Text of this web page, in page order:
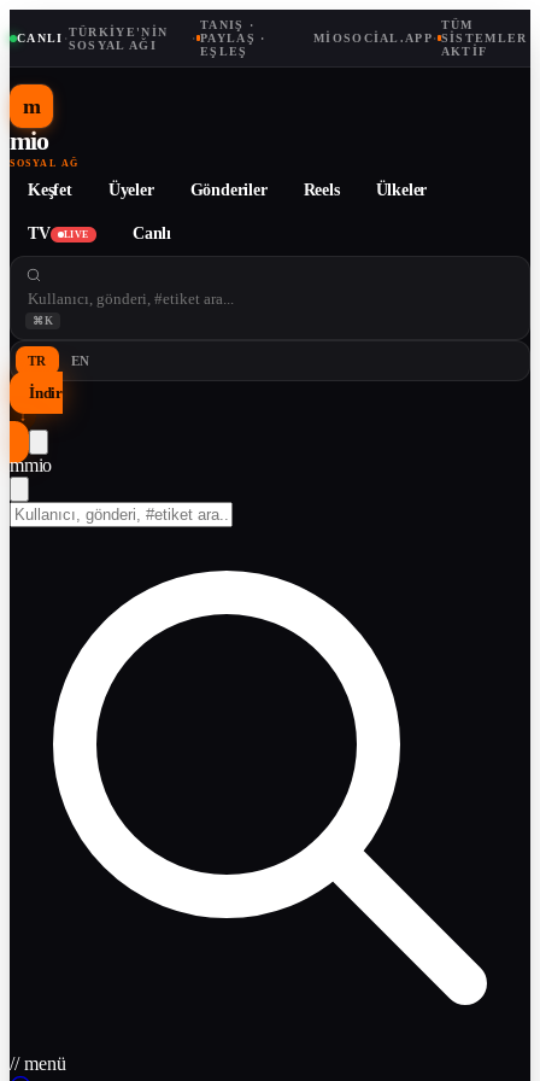
CANLI ·TÜRKIYE'NIN
SOSYAL AĞI
·
TANIŞ ·
PAYLAŞ ·
EŞLEŞ
MIOSOCIAL.APP·
TÜM
SISTEMLER
AKTIF
m
mio
SOSYAL AĞ
Keşfet Üyeler Gönderiler Reels Ülkeler
TV LIVE Canlı
⌘K
TR EN
İndir
↓
mmio
// menü